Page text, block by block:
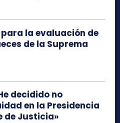
la evaluación de
de la Suprema
decidido no
en la Presidencia
de Justicia»